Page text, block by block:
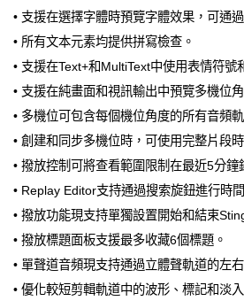
• 支援在選擇字體時預覽字體效果，可通
• 所有文本元素均提供拼寫檢查。
• 支援在Text+和MultiText中使用表情符號
• 支援在純畫面和視訊輸出中預覽多機位角
• 多機位可包含每個機位角度的所有音頻軌
• 創建和同步多機位時，可使用完整片段
• 撥放控制可將查看範圍限制在最近5分鐘
• Replay Editor支持通過搜索旋鈕進行時
• 撥放功能現支持單獨設置開始和結束
• 撥放標題面板支援最多收藏6個標題。
• 單聲道音頻現支持通過立體聲軌道的左
• 優化較短剪輯軌道中的波形、標記和淡